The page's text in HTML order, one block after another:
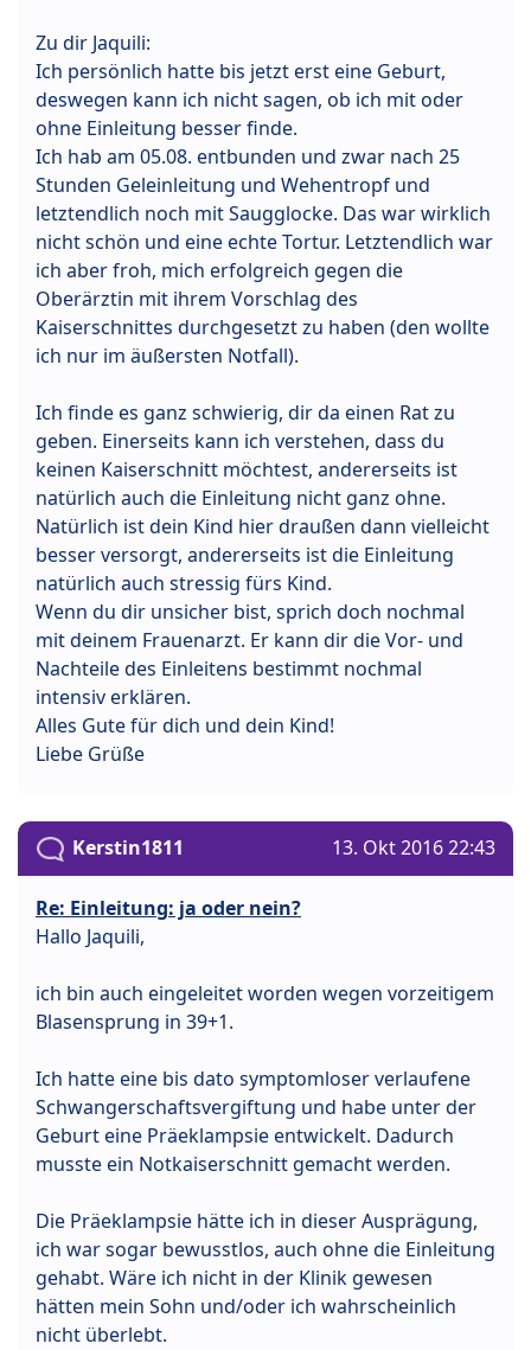
Zu dir Jaquili:
Ich persönlich hatte bis jetzt erst eine Geburt,
deswegen kann ich nicht sagen, ob ich mit oder
ohne Einleitung besser finde.
Ich hab am 05.08. entbunden und zwar nach 25
Stunden Geleinleitung und Wehentropf und
letztendlich noch mit Saugglocke. Das war wirklich
nicht schön und eine echte Tortur. Letztendlich war
ich aber froh, mich erfolgreich gegen die
Oberärztin mit ihrem Vorschlag des
Kaiserschnittes durchgesetzt zu haben (den wollte
ich nur im äußersten Notfall).
Ich finde es ganz schwierig, dir da einen Rat zu
geben. Einerseits kann ich verstehen, dass du
keinen Kaiserschnitt möchtest, andererseits ist
natürlich auch die Einleitung nicht ganz ohne.
Natürlich ist dein Kind hier draußen dann vielleicht
besser versorgt, andererseits ist die Einleitung
natürlich auch stressig fürs Kind.
Wenn du dir unsicher bist, sprich doch nochmal
mit deinem Frauenarzt. Er kann dir die Vor- und
Nachteile des Einleitens bestimmt nochmal
intensiv erklären.
Alles Gute für dich und dein Kind!
Liebe Grüße
Kerstin1811 13. Okt 2016 22:43
Re: Einleitung: ja oder nein?
Hallo Jaquili,
ich bin auch eingeleitet worden wegen vorzeitigem
Blasensprung in 39+1.
Ich hatte eine bis dato symptomloser verlaufene
Schwangerschaftsvergiftung und habe unter der
Geburt eine Präeklampsie entwickelt. Dadurch
musste ein Notkaiserschnitt gemacht werden.
Die Präeklampsie hätte ich in dieser Ausprägung,
ich war sogar bewusstlos, auch ohne die Einleitung
gehabt. Wäre ich nicht in der Klinik gewesen
hätten mein Sohn und/oder ich wahrscheinlich
nicht überlebt.